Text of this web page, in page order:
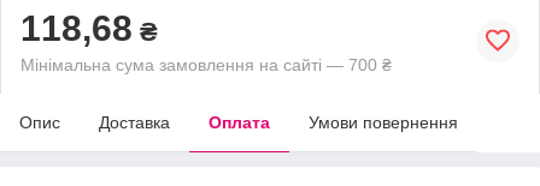
118,68 ₴
Мінімальна сума замовлення на сайті — 700 ₴
Опис Доставка Оплата Умови повернення